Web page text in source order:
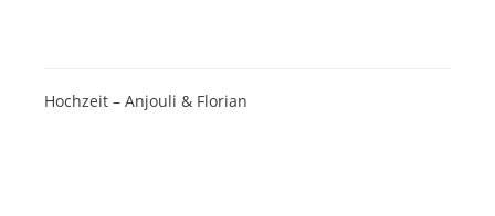
Hochzeit – Anjouli & Florian